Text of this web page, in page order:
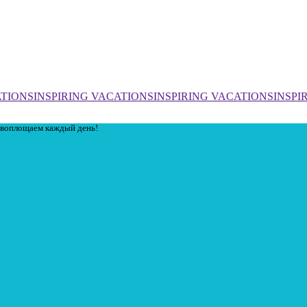
INSPIRING VACATIONSINSPIRING VACATIONS
воплощаем каждый день!